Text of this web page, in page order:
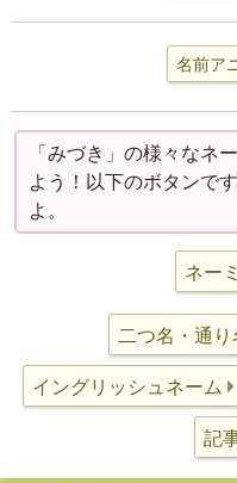
名前ア
「みづき」の様々なネ
よう！以下のボタンで
よ。
ネー
二つ名・通り
イングリッシュネーム
記